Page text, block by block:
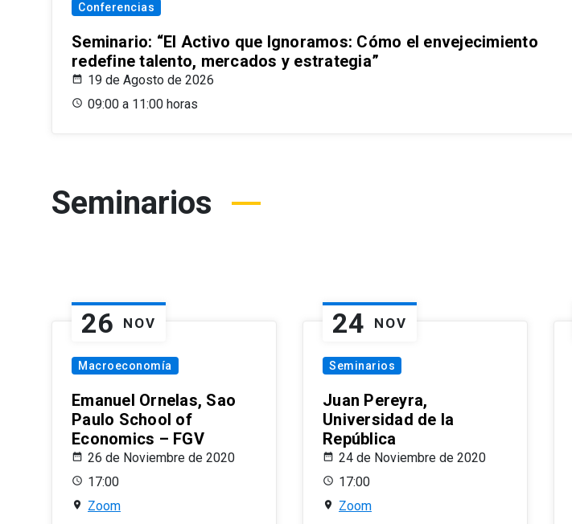
Conferencias
Seminario: “El Activo que Ignoramos: Cómo el envejecimiento
redefine talento, mercados y estrategia”
19 de Agosto de 2026
09:00 a 11:00 horas
Seminarios
26 NOV
Macroeconomía
Emanuel Ornelas, Sao
Paulo School of
Economics – FGV
26 de Noviembre de 2020
17:00
Zoom
24 NOV
Seminarios
Juan Pereyra,
Universidad de la
República
24 de Noviembre de 2020
17:00
Zoom